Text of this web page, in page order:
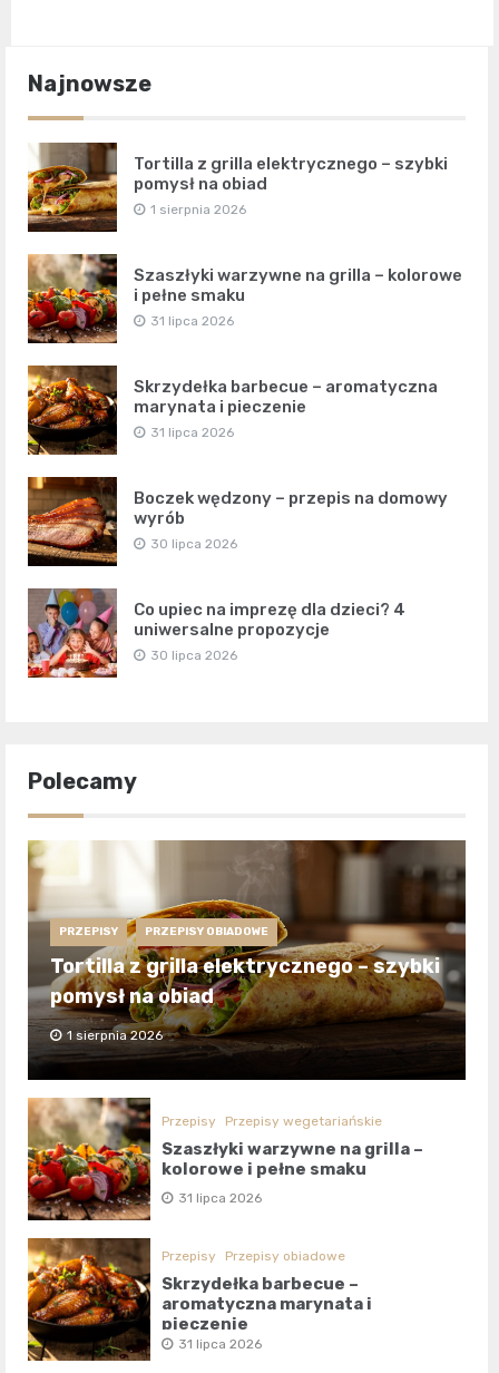
Najnowsze
Tortilla z grilla elektrycznego – szybki
pomysł na obiad
1 sierpnia 2026
Szaszłyki warzywne na grilla – kolorowe
i pełne smaku
31 lipca 2026
Skrzydełka barbecue – aromatyczna
marynata i pieczenie
31 lipca 2026
Boczek wędzony – przepis na domowy
wyrób
30 lipca 2026
Co upiec na imprezę dla dzieci? 4
uniwersalne propozycje
30 lipca 2026
Polecamy
PRZEPISY PRZEPISY OBIADOWE
Tortilla z grilla elektrycznego – szybki
pomysł na obiad
1 sierpnia 2026
Przepisy Przepisy wegetariańskie
Szaszłyki warzywne na grilla –
kolorowe i pełne smaku
31 lipca 2026
Przepisy Przepisy obiadowe
Skrzydełka barbecue –
aromatyczna marynata i
pieczenie
31 lipca 2026